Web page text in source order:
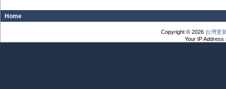
Home
Copyright © 2026 台灣更
Your IP Address